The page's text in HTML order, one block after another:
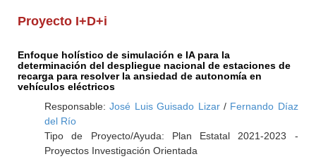
Proyecto I+D+i
Enfoque holístico de simulación e IA para la
determinación del despliegue nacional de estaciones de
recarga para resolver la ansiedad de autonomía en
vehículos eléctricos
Responsable:José Luis Guisado Lizar/ Fernando Díaz
del Río
Tipo de Proyecto/Ayuda: Plan Estatal 2021-2023 -
Proyectos Investigación Orientada